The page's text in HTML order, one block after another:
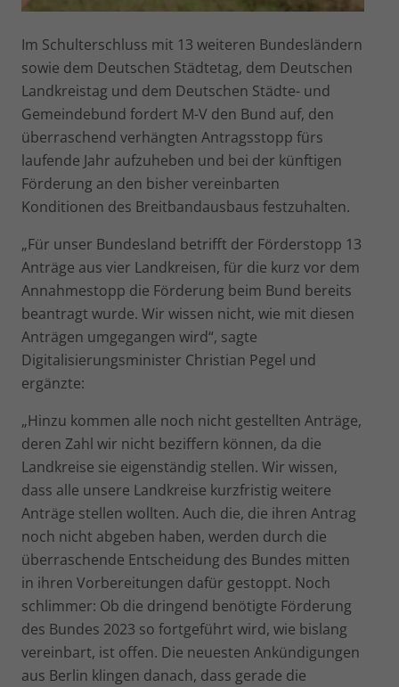
Im Schulterschluss mit 13 weiteren Bundesländern
sowie dem Deutschen Städtetag, dem Deutschen
Landkreistag und dem Deutschen Städte- und
Gemeindebund fordert M-V den Bund auf, den
überraschend verhängten Antragsstopp fürs
laufende Jahr aufzuheben und bei der künftigen
Förderung an den bisher vereinbarten
Konditionen des Breitbandausbaus festzuhalten.
„Für unser Bundesland betrifft der Förderstopp 13
Anträge aus vier Landkreisen, für die kurz vor dem
Annahmestopp die Förderung beim Bund bereits
beantragt wurde. Wir wissen nicht, wie mit diesen
Anträgen umgegangen wird“, sagte
Digitalisierungsminister Christian Pegel und
ergänzte:
„Hinzu kommen alle noch nicht gestellten Anträge,
deren Zahl wir nicht beziffern können, da die
Landkreise sie eigenständig stellen. Wir wissen,
dass alle unsere Landkreise kurzfristig weitere
Anträge stellen wollten. Auch die, die ihren Antrag
noch nicht abgeben haben, werden durch die
überraschende Entscheidung des Bundes mitten
in ihren Vorbereitungen dafür gestoppt. Noch
schlimmer: Ob die dringend benötigte Förderung
des Bundes 2023 so fortgeführt wird, wie bislang
vereinbart, ist offen. Die neuesten Ankündigungen
aus Berlin klingen danach, dass gerade die